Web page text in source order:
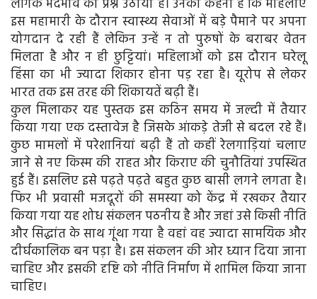
लैंगिक भेदभाव का प्रश्न उठाया है। उनका कहना है कि महिलाएं
इस महामारी के दौरान स्वास्थ्य सेवाओं में बड़े पैमाने पर अपना
योगदान दे रही हैं लेकिन उन्हें न तो पुरुषों के बराबर वेतन
मिलता है और न ही छुट्टियां। महिलाओं को इस दौरान घरेलू
हिंसा का भी ज्यादा शिकार होना पड़ रहा है। यूरोप से लेकर
भारत तक इस तरह की शिकायतें बढ़ी हैं।
कुल मिलाकर यह पुस्तक इस कठिन समय में जल्दी में तैयार
किया गया एक दस्तावेज है जिसके आंकड़े तेजी से बदल रहे हैं।
कुछ मामलों में परेशानियां बढ़ी हैं तो कहीं रेलगाड़ियां चलाए
जाने से नए किस्म की राहत और किराए की चुनौतियां उपस्थित
हुई हैं। इसलिए इसे पढ़ते पढ़ते बहुत कुछ बासी लगने लगता है।
फिर भी प्रवासी मजदूरों की समस्या को केंद्र में रखकर तैयार
किया गया यह शोध संकलन पठनीय है और जहां उसे किसी नीति
और सिद्धांत के साथ गूंथा गया है वहां वह ज्यादा सामयिक और
दीर्घकालिक बन पड़ा है। इस संकलन की ओर ध्यान दिया जाना
चाहिए और इसकी दृष्टि को नीति निर्माण में शामिल किया जाना
चाहिए।